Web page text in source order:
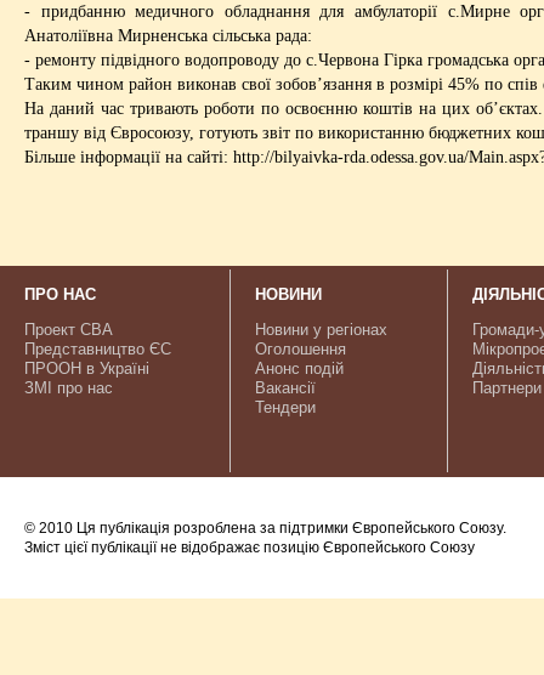
- придбанню медичного обладнання для амбулаторії с.Мирне
Анатоліївна Мирненська сільська рада:
- ремонту підвідного водопроводу до с.Червона Гірка громадська
Таким чином район виконав свої зобов’язання в розмірі 45% по
На даний час тривають роботи по освоєнню коштів на цих
траншу від Євросоюзу, готують звіт по використанню бюджетних
Більше інформації на сайті: http://bilyaivka-rda.odessa.gov.ua/
ПРО НАС
Проект CBA
Представництво ЄС
ПРООН в Україні
ЗМІ про нас
НОВИНИ
Новини у регіонах
Оголошення
Анонс подій
Вакансії
Тендери
Громади-
Партнери
© 2010 Ця публікація розроблена за підтримки Європейського Союзу.
Зміст цієї публікації не відображає позицію Європейського Союзу